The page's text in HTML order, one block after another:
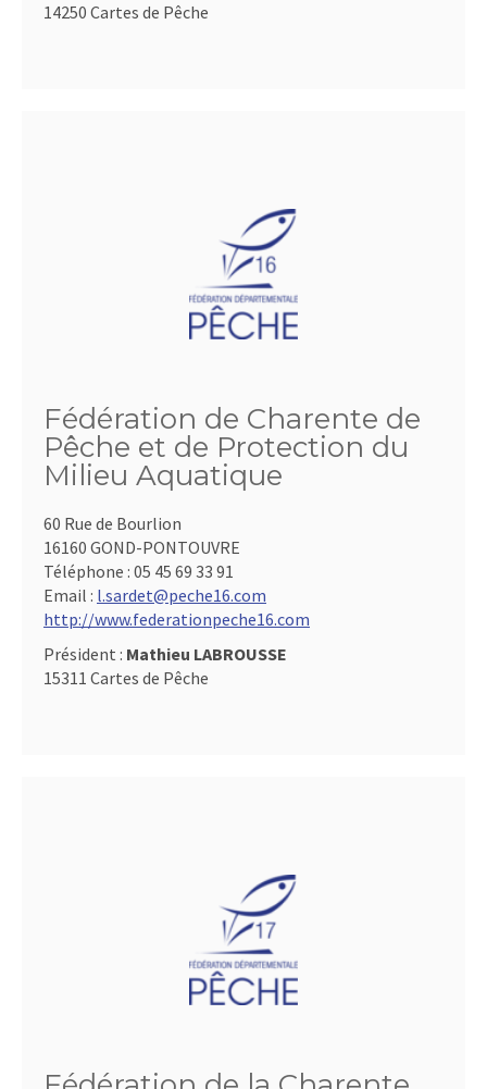
14250 Cartes de Pêche
Fédération de Charente de
Pêche et de Protection du
Milieu Aquatique
60 Rue de Bourlion
16160 GOND-PONTOUVRE
Téléphone : 05 45 69 33 91
Email : l.sardet@peche16.com
http://www.federationpeche16.com
Président : Mathieu LABROUSSE
15311 Cartes de Pêche